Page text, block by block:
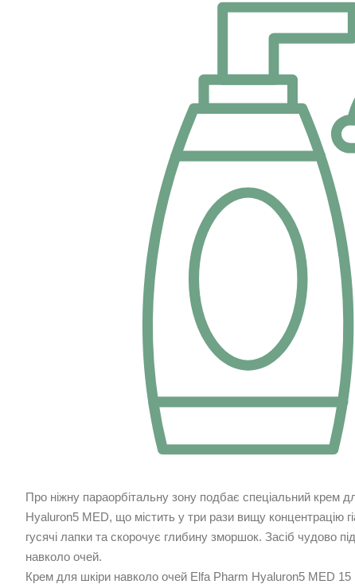
Про ніжну параорбітальну зону подбає спеціальний крем
Hyaluron5 MED, що містить у три рази вищу концентрацію
гусячі лапки та скорочує глибину зморшок. Засіб чудово
навколо очей.
Крем для шкіри навколо очей Elfa Pharm Hyaluron5 MED 15